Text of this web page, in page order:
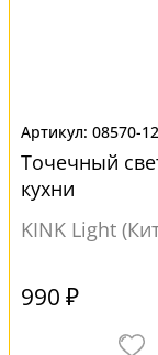
08570-
Точечный
кухни
KINK Light
990 ₽